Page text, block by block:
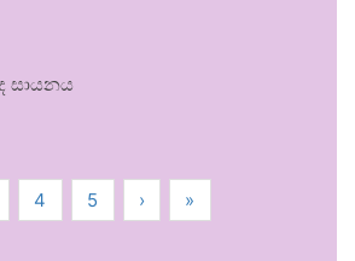
සායනය
4 5 › »